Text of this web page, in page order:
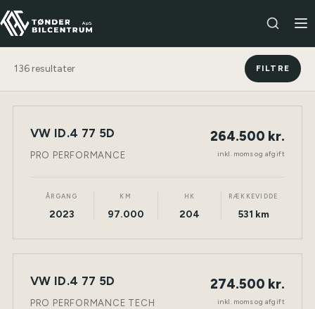
136 resultater FILTRE
NY BIL ELEKTRISK TØNDER
VW ID.4 77 5D
PRO PERFORMANCE
264.500 kr.
inkl. moms og afgift
ÅRGANG
2023
KM
97.000
HK
204
RÆKKEVIDDE
531 km
NY BIL ELEKTRISK TØNDER
VW ID.4 77 5D
PRO PERFORMANCE TECH
274.500 kr.
inkl. moms og afgift